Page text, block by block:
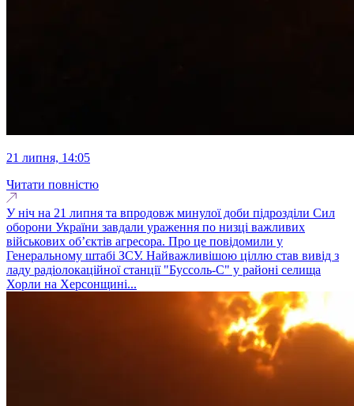
21 липня, 14:05
Читати повністю
У ніч на 21 липня та впродовж минулої доби підрозділи Сил
оборони України завдали ураження по низці важливих
військових об’єктів агресора. Про це повідомили у
Генеральному штабі ЗСУ. Найважливішою ціллю став вивід з
ладу радіолокаційної станції "Буссоль-С" у районі селища
Хорли на Херсонщині...